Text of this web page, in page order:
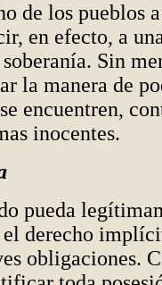
de los pueblos
en efecto, a
Sin
la manera de
encuentren,
inocentes.
pueda
derecho
obligaciones.